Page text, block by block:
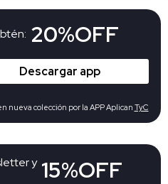
y 15%OFF
20%OFF
Descargar app
nueva colección por la APP Aplican TyC